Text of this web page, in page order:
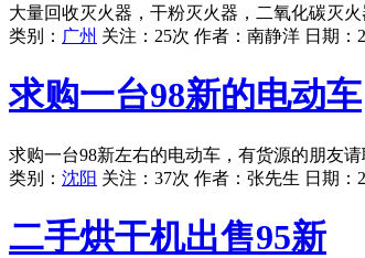
大量回收灭火器，干粉灭火器，二氧化碳灭
类别： 广州 关注：25次 作者： 南静洋 日期：
求购一台98新的电动车
求购一台98新左右的电动车，有货源的朋友请
类别： 沈阳 关注：37次 作者： 张先生 日期：
二手烘干机出售95新